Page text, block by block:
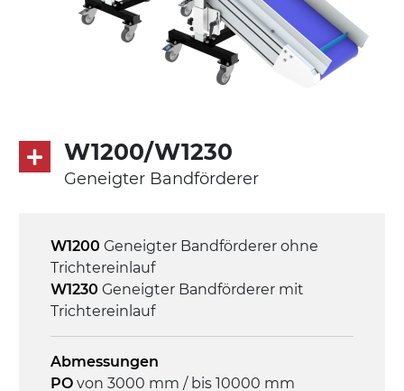
direkt, Zug (linke Seite), 3-phasiger
Asynchronmotor für Mehrfachspannung
230/400Vac-50Hz-3Ph
4,8 m/Minute
Steuerung
W1200/W1230
Geneigter Bandförderer
W1200 Geneigter Bandförderer ohne
Trichtereinlauf
W1230 Geneigter Bandförderer mit
Trichtereinlauf
Abmessungen
PO von 3000 mm / bis 10000 mm